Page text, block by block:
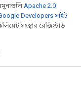
Apache 2.0
Developers সাইট
সংস্থার রেজিস্টার্ড